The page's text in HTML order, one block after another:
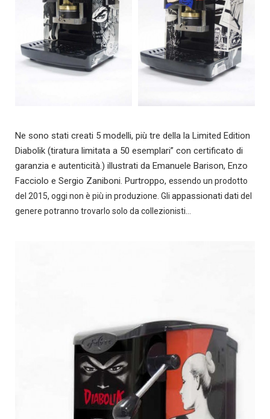
Ne sono stati creati 5 modelli, più tre della la Limited Edition
Diabolik (tiratura limitata a 50 esemplari” con certificato di
garanzia e autenticità.) illustrati da Emanuele Barison, Enzo
Facciolo e Sergio Zaniboni. Purtroppo, essendo un prodotto
del 2015, oggi non è più in produzione. Gli appassionati dati del
genere potranno trovarlo solo da collezionisti…